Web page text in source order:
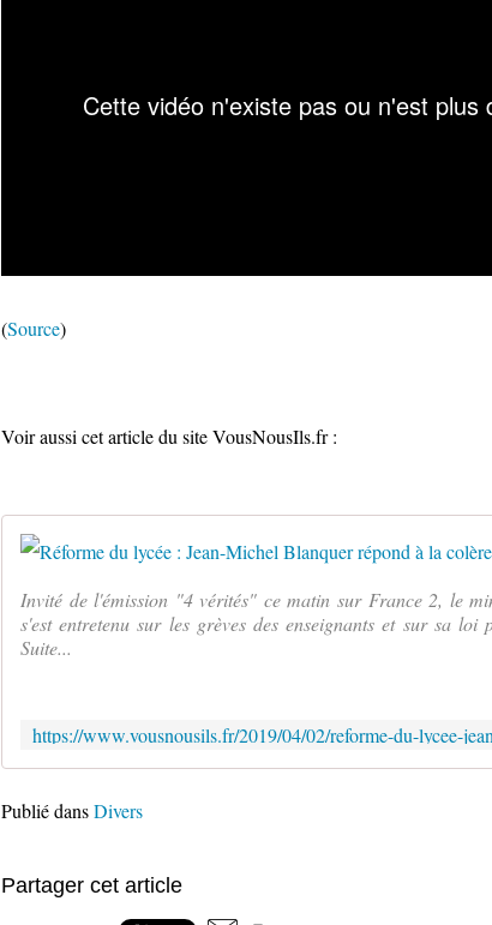
(Source)
Voir aussi cet article du site VousNousIls.fr :
Invité de l'émission "4 vérités" ce matin sur France 2, le
s'est entretenu sur les grèves des enseignants et sur sa
Suite...
Publié dansDivers
Partager cet article